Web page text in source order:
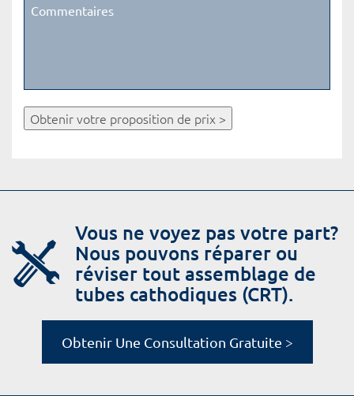
Obtenir votre proposition de prix >
Vous ne voyez pas votre part?
Nous pouvons réparer ou
réviser tout assemblage de
tubes cathodiques (CRT).
Obtenir Une Consultation Gratuite >